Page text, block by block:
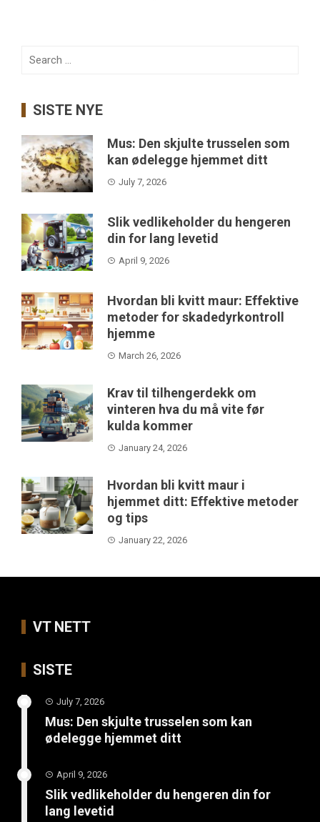
Search
SISTE NYE
Mus: Den skjulte trusselen som
kan ødelegge hjemmet ditt
July 7, 2026
Slik vedlikeholder du hengeren
din for lang levetid
April 9, 2026
Hvordan bli kvitt maur: Effektive
metoder for skadedyrkontroll
hjemme
March 26, 2026
Krav til tilhengerdekk om
vinteren hva du må vite før
kulda kommer
January 24, 2026
Hvordan bli kvitt maur i
hjemmet ditt: Effektive metoder
og tips
January 22, 2026
VT NETT
SISTE
July 7, 2026
Mus: Den skjulte trusselen som kan
ødelegge hjemmet ditt
April 9, 2026
Slik vedlikeholder du hengeren din for
lang levetid